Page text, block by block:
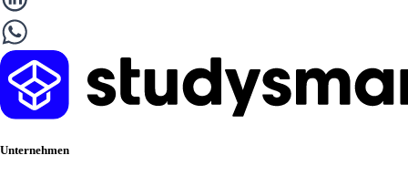
Unternehmen